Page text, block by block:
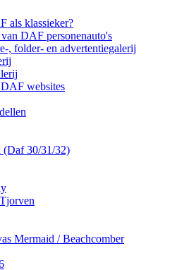
als klassieker?
DAF personenauto's
, folder- en advertentiegalerij
websites
30/31/32)
Mermaid / Beachcomber